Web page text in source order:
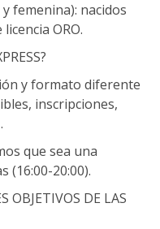
femenina): nacidos
ORO.
y formato diferente
inscripciones,
que sea una
(16:00-20:00).
OBJETIVOS DE LAS